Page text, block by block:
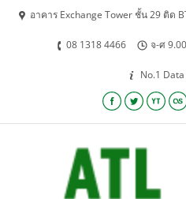
อาคาร Exchange Tower ชั้น 29 ติด
08 1318 4466 จ-ศ
No.1
Facebook
Twitter